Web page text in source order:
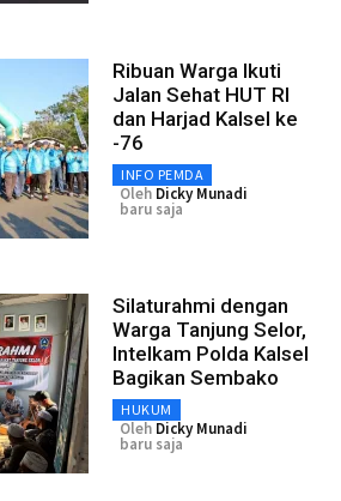
Ribuan Warga Ikuti
Jalan Sehat HUT RI
dan Harjad Kalsel ke
-76
INFO PEMDA
Oleh Dicky Munadi
baru saja
Silaturahmi dengan
Warga Tanjung Selor,
Intelkam Polda Kalsel
Bagikan Sembako
HUKUM
Oleh Dicky Munadi
baru saja